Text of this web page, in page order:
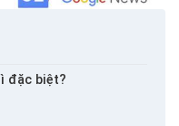
đặc biệt?